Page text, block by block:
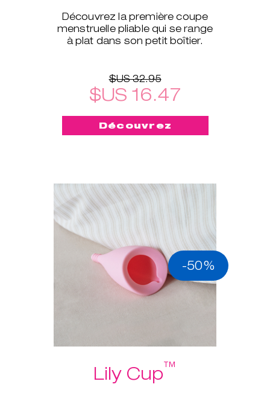
Découvrez la première coupe
menstruelle pliable qui se range
à plat dans son petit boîtier.
$US 32.95
$US 16.47
Découvrez
-50%
Lily Cup™